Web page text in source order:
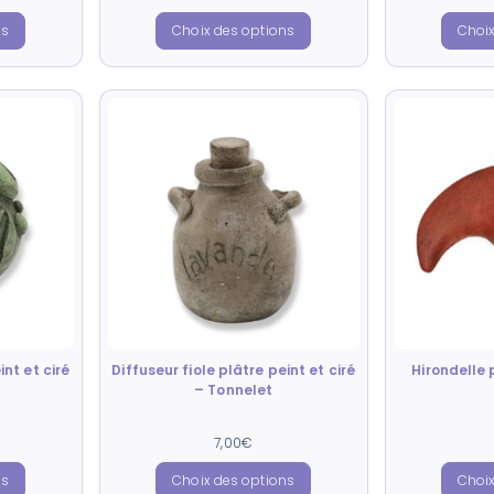
Choix des options
et ciré
Diffuseur fiole plâtre peint et ciré
– Tonnelet
Note
5.00
sur 5
7,00€
Choix des options
Hirondelle